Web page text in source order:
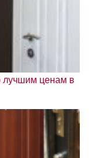
лучшим ценам в